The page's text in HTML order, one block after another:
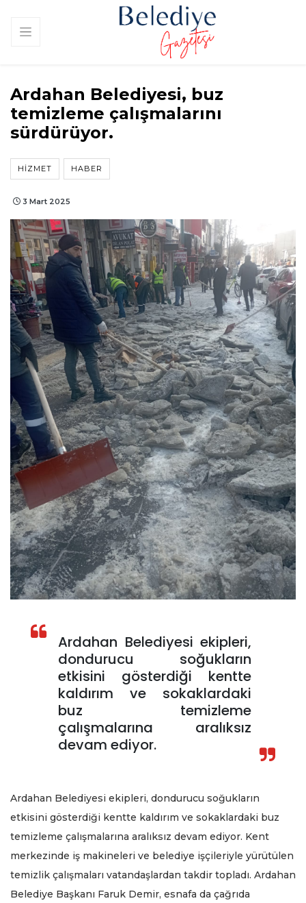
Ardahan Belediyesi, buz
temizleme çalışmalarını
sürdürüyor.
HIZMET HABER
3 Mart 2025
Ardahan Belediyesi ekipleri,
dondurucu soğukların
etkisini gösterdiği kentte
kaldırım ve sokaklardaki
buz temizleme
çalışmalarına aralıksız
devam ediyor.
Ardahan Belediyesi ekipleri, dondurucu soğukların
etkisini gösterdiği kentte kaldırım ve sokaklardaki buz
temizleme çalışmalarına aralıksız devam ediyor. Kent
merkezinde iş makineleri ve belediye işçileriyle yürütülen
temizlik çalışmaları vatandaşlardan takdir topladı. Ardahan
Belediye Başkanı Faruk Demir, esnafa da çağrıda